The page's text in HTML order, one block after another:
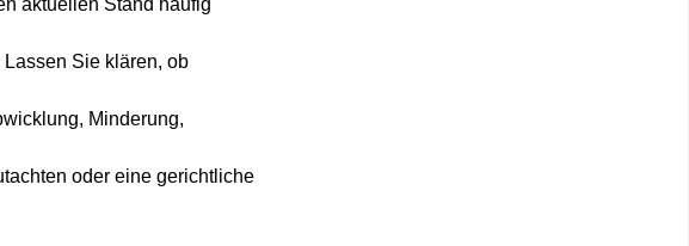
Sie klären, ob
Minderung,
oder eine gerichtliche